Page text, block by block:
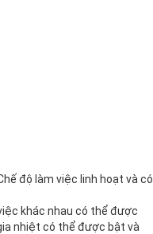
độ làm việc linh hoạt và có
khác nhau có thể được
nhiệt có thể được bật và